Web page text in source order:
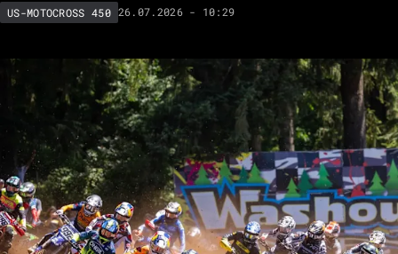
US-MOTOCROSS 450 26.07.2026 - 10:29